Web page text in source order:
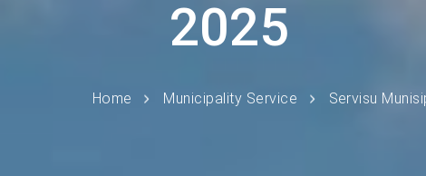
2025
Home Municipality Service Servisu